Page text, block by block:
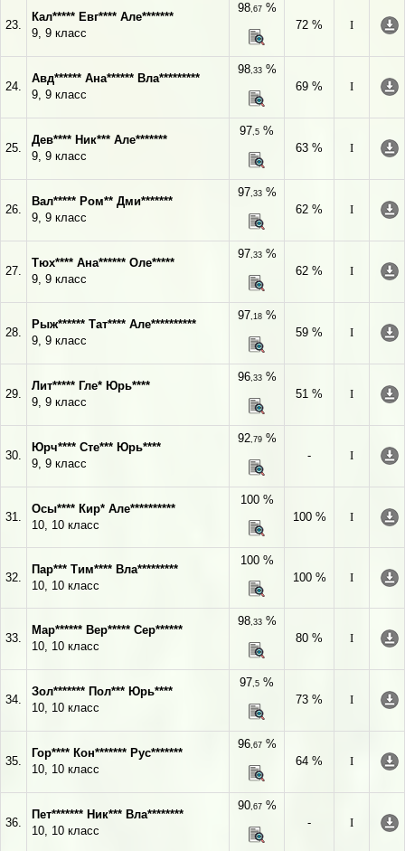
23.
Кал***** Евг**** Але*******
9, 9 класс
98,67%
72 %
I
24.
Авд****** Ана****** Вла*********
9, 9 класс
98,33%
69 %
I
25.
Дев**** Ник*** Але*******
9, 9 класс
97,5 %
63 %
I
26.
Вал***** Ром** Дми*******
9, 9 класс
97,33%
62 %
I
27.
Тюх**** Ана****** Оле*****
9, 9 класс
97,33%
62 %
I
28.
Рыж****** Тат**** Але**********
9, 9 класс
97,18%
59 %
I
29.
Лит***** Гле* Юрь****
9, 9 класс
96,33%
51 %
I
30.
Юрч**** Сте*** Юрь****
9, 9 класс
92,79%
-
I
31.
Осы**** Кир* Але**********
10, 10 класс
100 %
100 %
I
32.
Пар*** Тим**** Вла*********
10, 10 класс
100 %
100 %
I
33.
Мар****** Вер***** Сер******
10, 10 класс
98,33%
80 %
I
34.
Зол******* Пол*** Юрь****
10, 10 класс
97,5 %
73 %
I
35.
Гор**** Кон******* Рус*******
10, 10 класс
96,67%
64 %
I
36.
Пет******* Ник*** Вла********
10, 10 класс
90,67%
-
I